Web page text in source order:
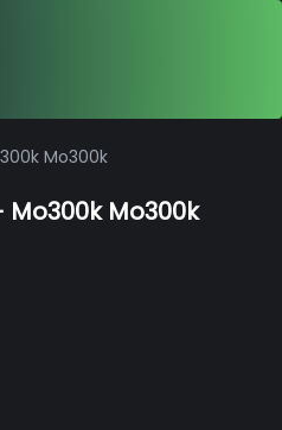
Mo300k
Mo300k